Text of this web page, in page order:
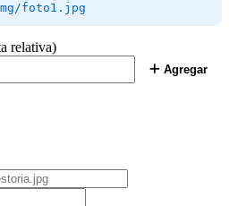
foto1.jpg
relativa)
Agregar